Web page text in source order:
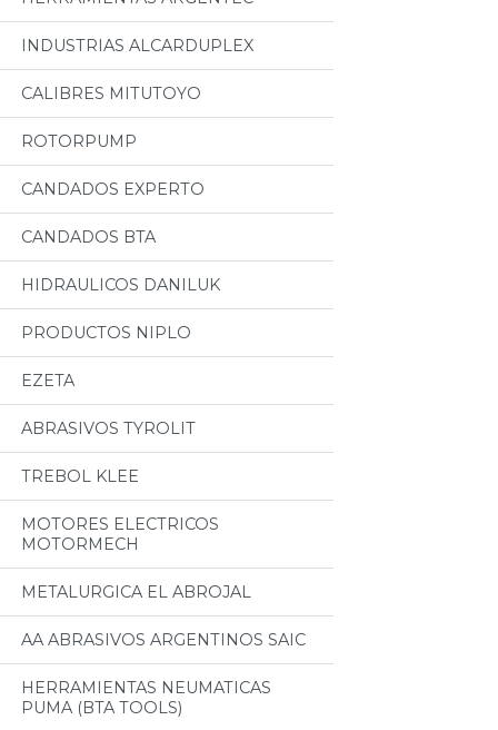
INDUSTRIAS ALCARDUPLEX
CALIBRES MITUTOYO
ROTORPUMP
CANDADOS EXPERTO
CANDADOS BTA
HIDRAULICOS DANILUK
PRODUCTOS NIPLO
EZETA
ABRASIVOS TYROLIT
TREBOL KLEE
MOTORES ELECTRICOS
MOTORMECH
METALURGICA EL ABROJAL
AA ABRASIVOS ARGENTINOS SAIC
HERRAMIENTAS NEUMATICAS
PUMA (BTA TOOLS)